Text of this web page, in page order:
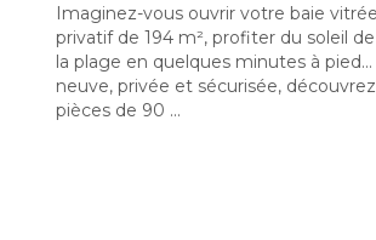
Imaginez-vous ouvrir votre baie
privatif de 194 m², profiter du soleil
la plage en quelques minutes à
neuve, privée et sécurisée,
pièces de 90 ...